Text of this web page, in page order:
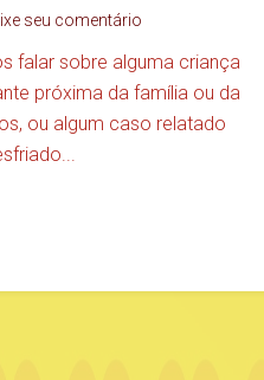
seu comentário
falar sobre alguma criança
próxima da família ou da
ou algum caso relatado